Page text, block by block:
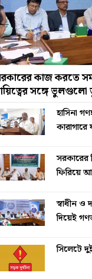
কাজ করতে
সঙ্গে
হাসিনা
কারাগারে
সরকারের
ফিরিয়ে
স্বাধীন ও
দিয়েই
সিলেটে